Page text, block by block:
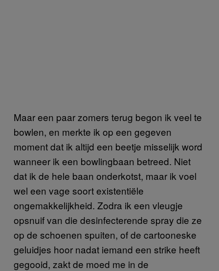
Maar een paar zomers terug begon ik veel te
bowlen, en merkte ik op een gegeven
moment dat ik altijd een beetje misselijk word
wanneer ik een bowlingbaan betreed. Niet
dat ik de hele baan onderkotst, maar ik voel
wel een vage soort existentiële
ongemakkelijkheid. Zodra ik een vleugje
opsnuif van die desinfecterende spray die ze
op de schoenen spuiten, of de cartooneske
geluidjes hoor nadat iemand een strike heeft
gegooid, zakt de moed me in de